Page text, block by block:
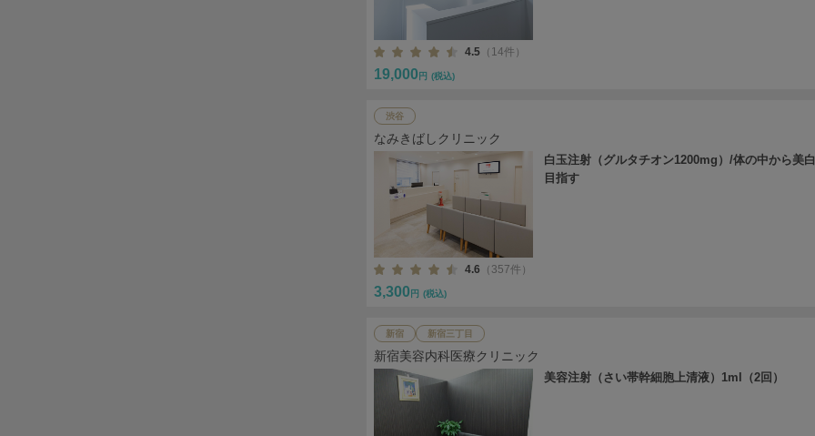
4.5 （14件）
19,000 円 (税込)
渋谷
なみきばしクリニック
白玉注射（グルタチオン1200mg）/体の中から美
目指す
4.6 （357件）
3,300 円 (税込)
新宿 新宿三丁目
新宿美容内科医療クリニック
美容注射（さい帯幹細胞上清液）1ml（2回）